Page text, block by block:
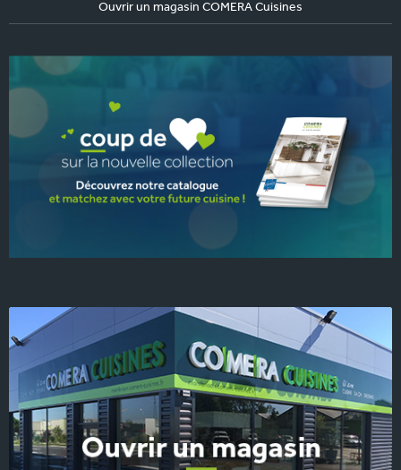
Ouvrir un magasin COMERA Cuisines